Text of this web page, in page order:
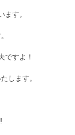
す。
ですよ！
します。